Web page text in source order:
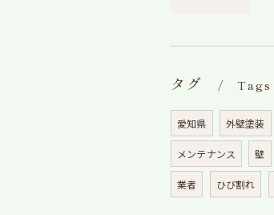
タグ Tags
愛知県 外壁塗装
メンテナンス 壁
業者 ひび割れ